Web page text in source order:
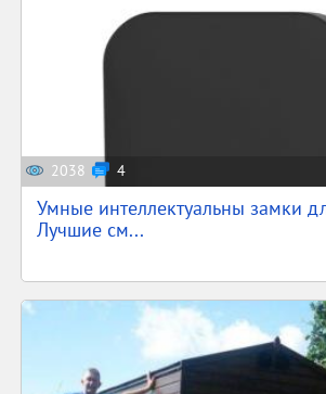
2038 4
Умные интеллектуальны замки
Лучшие см...